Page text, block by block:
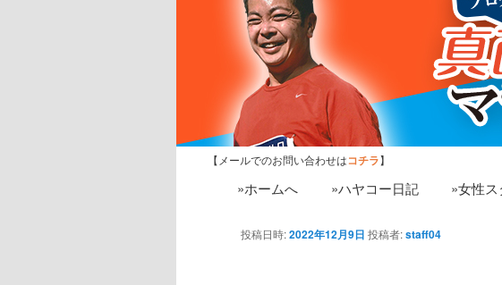
【メールでのお問い合わせはコチラ】
»ホームへ »ハヤコー日記 »女性
投稿日時:2022年12月9日 投稿者:staff04